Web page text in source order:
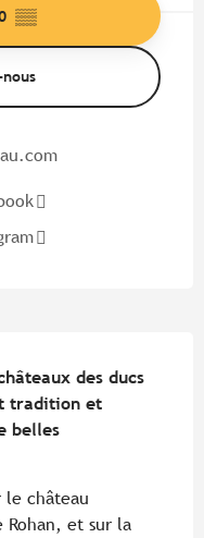
▒▒
des ducs
tradition et
belles
le château
et sur la